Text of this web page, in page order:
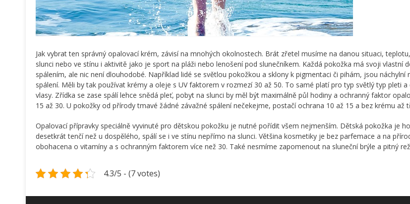
Jak vybrat ten správný opalovací krém, závisí na mnohých okolnostech. Brát zřetel musíme na danou situaci,
slunci nebo ve stínu i aktivitě jako je sport na pláži nebo lenošení pod slunečníkem. Každá pokožka má svoji vlastní
spálením, ale nic není dlouhodobé. Například lidé se světlou pokožkou a sklony k pigmentaci či pihám, jsou náchylní
spálení. Měli by tak používat krémy a oleje s UV faktorem v rozmezí 30 až 50. To samé platí pro typ světlý typ pleti
vlasy. Zřídka se zase spálí lehce snědá pleť, pobyt na slunci by měl být maximálně půl hodiny a ochranný faktor
15 až 30. U pokožky od přírody tmavé žádné závažné spálení nečekejme, postačí ochrana 10 až 15 a bez krému až
Opalovací přípravky speciálně vyvinuté pro dětskou pokožku je nutné pořídit všem nejmenším. Dětská pokožka je
desetkrát tenčí než u dospělého, spálí se i ve stínu nepřímo na slunci. Většina kosmetiky je bez parfemace a na
obohacena o vitamíny a s ochranným faktorem více než 30. Také nesmíme zapomenout na sluneční brýle a pitný
4.3/5 - (7 votes)